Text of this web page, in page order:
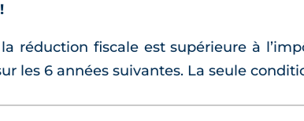
réduction fiscale est supérieure à
les 6 années suivantes. La seule